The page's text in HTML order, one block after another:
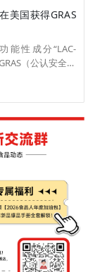
美国获得GRAS
能性成分“LAC-
（公认安全）
销售的必要认证
泛应用于美国市
域。自 2013 年以
GRAS认证，其